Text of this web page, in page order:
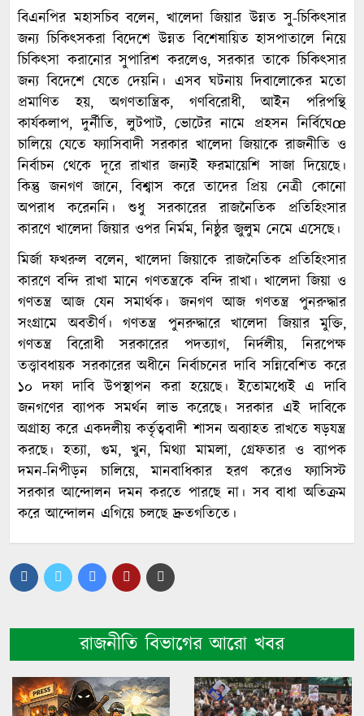
বিএনপির মহাসচিব বলেন, খালেদা জিয়ার উন্নত সু-চিকিৎসার
জন্য চিকিৎসকরা বিদেশে উন্নত বিশেষায়িত হাসপাতালে নিয়ে
চিকিৎসা করানোর সুপারিশ করলেও, সরকার তাকে চিকিৎসার
জন্য বিদেশে যেতে দেয়নি। এসব ঘটনায় দিবালোকের মতো
প্রমাণিত হয়, অগণতান্ত্রিক, গণবিরোধী, আইন পরিপন্থি
কার্যকলাপ, দুর্নীতি, লুটপাট, ভোটের নামে প্রহসন নির্বিঘেœ
চালিয়ে যেতে ফ্যাসিবাদী সরকার খালেদা জিয়াকে রাজনীতি ও
নির্বাচন থেকে দূরে রাখার জন্যই ফরমায়েশি সাজা দিয়েছে।
কিন্তু জনগণ জানে, বিশ্বাস করে তাদের প্রিয় নেত্রী কোনো
অপরাধ করেননি। শুধু সরকারের রাজনৈতিক প্রতিহিংসার
কারণে খালেদা জিয়ার ওপর নির্মম, নিষ্ঠুর জুলুম নেমে এসেছে।
মির্জা ফখরুল বলেন, খালেদা জিয়াকে রাজনৈতিক প্রতিহিংসার
কারণে বন্দি রাখা মানে গণতন্ত্রকে বন্দি রাখা। খালেদা জিয়া ও
গণতন্ত্র আজ যেন সমার্থক। জনগণ আজ গণতন্ত্র পুনরুদ্ধার
সংগ্রামে অবতীর্ণ। গণতন্ত্র পুনরুদ্ধারে খালেদা জিয়ার মুক্তি,
গণতন্ত্র বিরোধী সরকারের পদত্যাগ, নির্দলীয়, নিরপেক্ষ
তত্ত্বাবধায়ক সরকারের অধীনে নির্বাচনের দাবি সন্নিবেশিত করে
১০ দফা দাবি উপস্থাপন করা হয়েছে। ইতোমধ্যেই এ দাবি
জনগণের ব্যাপক সমর্থন লাভ করেছে। সরকার এই দাবিকে
অগ্রাহ্য করে একদলীয় কর্তৃত্ববাদী শাসন অব্যাহত রাখতে ষড়যন্ত্র
করছে। হত্যা, গুম, খুন, মিথ্যা মামলা, গ্রেফতার ও ব্যাপক
দমন-নিপীড়ন চালিয়ে, মানবাধিকার হরণ করেও ফ্যাসিস্ট
সরকার আন্দোলন দমন করতে পারছে না। সব বাধা অতিক্রম
করে আন্দোলন এগিয়ে চলছে দ্রুতগতিতে।
রাজনীতি বিভাগের আরো খবর